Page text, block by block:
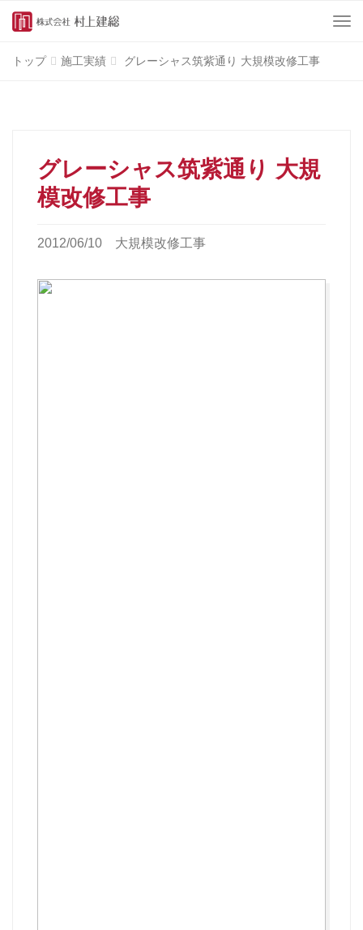
Menu
トップ 施工実績 グレーシャス筑紫通り 大規模改修工事
グレーシャス筑紫通り 大規
模改修工事
2012/06/10 大規模改修工事